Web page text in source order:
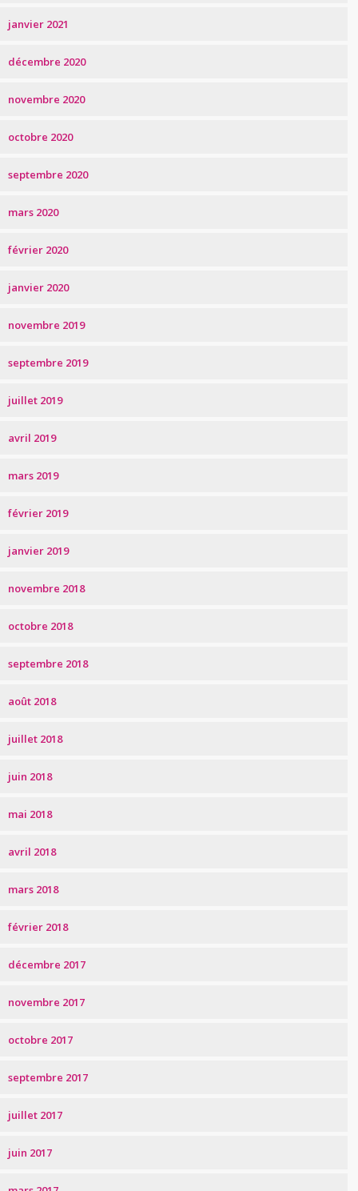
janvier 2021
décembre 2020
novembre 2020
octobre 2020
septembre 2020
mars 2020
février 2020
janvier 2020
novembre 2019
septembre 2019
juillet 2019
avril 2019
mars 2019
février 2019
janvier 2019
novembre 2018
octobre 2018
septembre 2018
août 2018
juillet 2018
juin 2018
mai 2018
avril 2018
mars 2018
février 2018
décembre 2017
novembre 2017
octobre 2017
septembre 2017
juillet 2017
juin 2017